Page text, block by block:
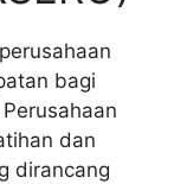
bagi
dan
dirancang